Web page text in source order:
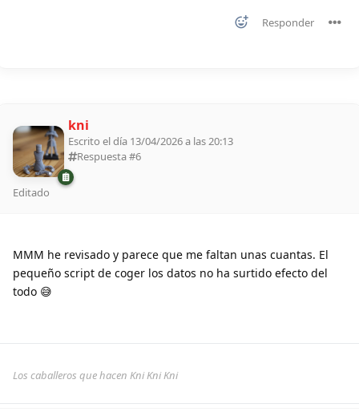
Responder
kni
Escrito el día 13/04/2026 a las 20:13
Respuesta #6
Editado
MMM he revisado y parece que me faltan unas cuantas. El
pequeño script de coger los datos no ha surtido efecto del
todo 😅
Los caballeros que hacen Kni Kni Kni